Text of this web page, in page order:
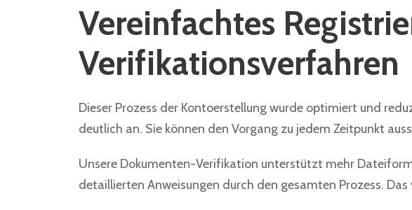
Vereinfachtes
Verifikationsverfahren
Dieser Prozess der Kontoerstellung wurde optimiert und
deutlich an. Sie können den Vorgang zu jedem Zeitpunkt
Unsere Dokumenten-Verifikation unterstützt mehr
detaillierten Anweisungen durch den gesamten Prozess.